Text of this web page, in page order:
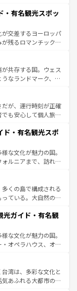
るスペインはその個
な宮殿、歴史的な大
然が、訪れる者を心
の国としても知ら
遺産にも登録されて
しみ方が可能だ。さ
ており、どの街角に
パリ以外の個性あふ
・有名観光スポッ
交差するヨーロッパ
残るロマンチック街
きることがない。ベ
アルプスの絶景、そ
風景は必見。ビール
、新着の
してほしい。
共存する国。ウェス
なランドマーク、歴
優雅なアフタヌーン
国パブ、サッカー観
豊富。イギリスを旅
が、運行時刻が正確
も安心して個人旅行
らではのユニークな
く町歩きも満喫する
物価も高いが、旅行
り、うまく活用すれ
ド・有名観光スポ
な文化が魅力の国。
ルニアまで、訪れる
ング、エンターテイ
だ。一方、アメリカ
ャニオンやイエロー
食が融合した独特の
域で異なる魅力を楽
を感じることができ
車の旅も、アメリカ
くの島で構成される
ている。大自然の神
光地といえばオアフ
イ島やカウアイ島が
海をはじめ、豊かな
スピリット」と呼ば
イアンミュージッ
がハワイの魅力を彩
感動が待っているハ
光ガイド・有名観
な文化が魅力の国。
オペラハウス、オー
ルル（エアーズロッ
アンズの熱帯雨林な
ェやワイン、オージ
湾は、多彩な文化と
あふれる大都市の台